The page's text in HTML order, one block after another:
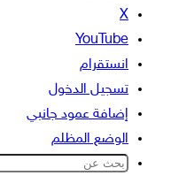
‫X
‫YouTube
انستقرام
تسجيل الدخول
إضافة عمود جانبي
الوضع المظلم